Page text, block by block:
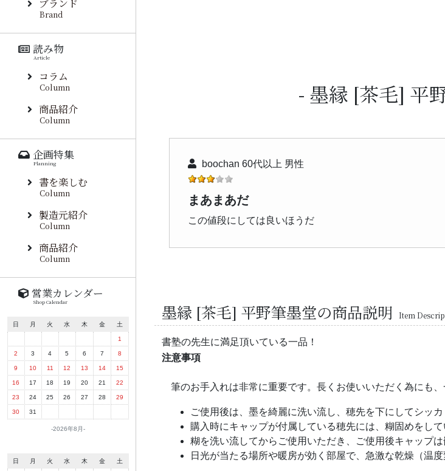
墨縁 [茶毛] 平
boochan 60代以上 男性
まあまあだ
この値段にしては良いほうだ
墨縁 [茶毛] 平野筆墨堂の商品説明 Item
書塾の先生に満足頂いている一品！
注意事項
筆のお手入れは非常に重要です。長くお使いいただく為にも、
ご使用後は、墨を綺麗に洗い流し、穂先を下にしてシッカ
購入時にキャップが付属している穂先には、糊固めをして
糊を洗い流してからご使用いただき、ご使用後キャップ
日光が当たる場所や暖房が効く部屋で、急激な乾燥（温
ブランド
Brand
読み物
Article
コラム
Column
商品紹介
Column
企画特集
Planning
書を楽しむ
Column
製造元紹介
Column
商品紹介
Column
営業カレンダー
Shop Calendar
2026年8月
日 月 火 水 木 金 土
1
2 3 4 5 6 7 8
9 10 11 12 13 14 15
16 17 18 19 20 21 22
23 24 25 26 27 28 29
30 31
日 月 火 水 木 金 土